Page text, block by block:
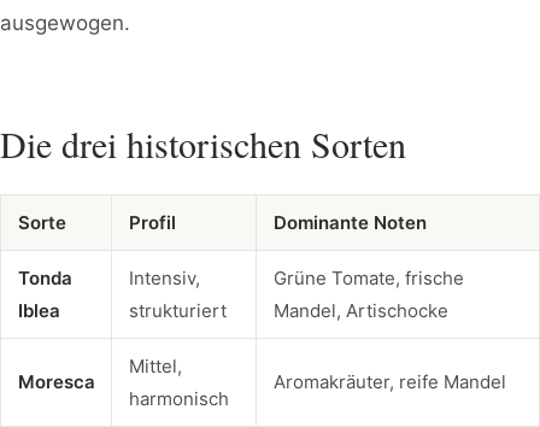
ausgewogen.
Die drei historischen Sorten
Sorte Profil Dominante Noten
Tonda
Iblea
Intensiv,
strukturiert
Grüne Tomate, frische
Mandel, Artischocke
Moresca
Mittel,
harmonisch
Aromakräuter, reife Mandel